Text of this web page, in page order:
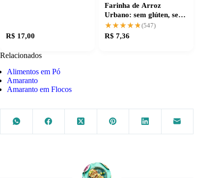
R$ 17,00
Farinha de Arroz
Urbano: sem glúten, sem
desperdício
★★★★★
★★★★★(547)
R$ 7,36
Relacionados
Alimentos em Pó
Amaranto
Amaranto em Flocos